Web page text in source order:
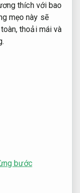
thích với bao
mẹo này sẽ
thoải mái và
bước